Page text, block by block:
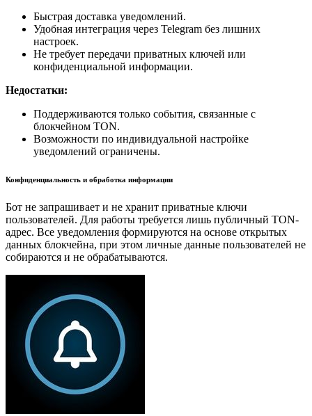
Быстрая доставка уведомлений.
Удобная интеграция через Telegram без лишних
настроек.
Не требует передачи приватных ключей или
конфиденциальной информации.
Недостатки:
Поддерживаются только события, связанные с
блокчейном TON.
Возможности по индивидуальной настройке
уведомлений ограничены.
Конфиденциальность и обработка информации
Бот не запрашивает и не хранит приватные ключи
пользователей. Для работы требуется лишь публичный TON-
адрес. Все уведомления формируются на основе открытых
данных блокчейна, при этом личные данные пользователей не
собираются и не обрабатываются.